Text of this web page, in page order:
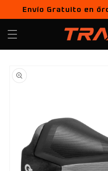
directamente
al contenido
Envío Gratuito en
a la
información